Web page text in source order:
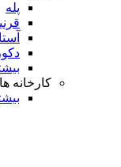
پله
دکور
کارخانه ها